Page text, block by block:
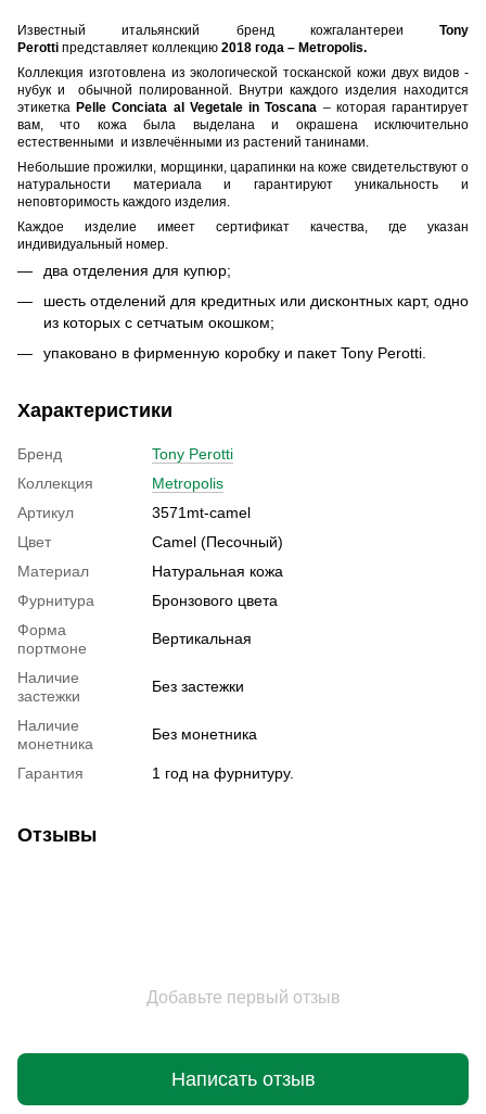
Известный итальянский бренд кожгалантереи Tony
Perotti представляет коллекцию 2018 года – Metropolis.
Коллекция изготовлена из экологической тосканской кожи двух видов -
нубук и обычной полированной. Внутри каждого изделия находится
этикеткаPelle Conciata al Vegetale in Toscana – которая гарантирует
вам, что кожа была выделана и окрашена исключительно
естественными и извлечёнными из растений танинами.
Небольшие прожилки, морщинки, царапинки на коже свидетельствуют о
натуральности материала и гарантируют уникальность и
неповторимость каждого изделия.
Каждое изделие имеет сертификат качества, где указан
индивидуальный номер.
два отделения для купюр;
шесть отделений для кредитных или дисконтных карт, одно
из которых с сетчатым окошком;
упаковано в фирменную коробку и пакет Tony Perotti.
Характеристики
Бренд
Tony Perotti
Коллекция
Metropolis
Артикул
3571mt-camel
Цвет
Camel (Песочный)
Материал
Натуральная кожа
Фурнитура
Бронзового цвета
Форма
портмоне
Вертикальная
Наличие
застежки
Без застежки
Наличие
монетника
Без монетника
Гарантия 1 год на фурнитуру.
Отзывы
Добавьте первый отзыв
Написать отзыв